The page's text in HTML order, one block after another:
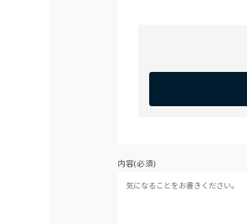
内容(必須)